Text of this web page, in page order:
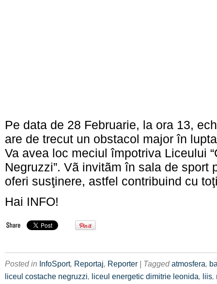
Pe data de 28 Februarie, la ora 13,
are de trecut un obstacol major în
Va avea loc meciul împotriva Liceului
Negruzzi”. Vã invitãm în sala de sport
oferi susţinere, astfel contribuind cu
Hai INFO!
Posted in InfoSport, Reportaj, Reporter | Taggedatmosfera,
liceul costache negruzzi, liceul energetic dimitrie leonida, liis,